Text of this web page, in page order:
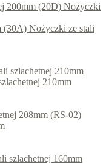
(20D) Nożyczki
(30A) Nożyczki ze stali
210mm
(RS-02)